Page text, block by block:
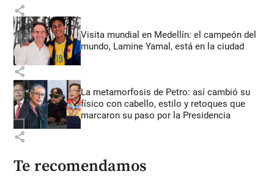
share
Visita mundial en Medellín: el campeón del
mundo, Lamine Yamal, está en la ciudad
share
La metamorfosis de Petro: así cambió su
físico con cabello, estilo y retoques que
marcaron su paso por la Presidencia
share
Te recomendamos